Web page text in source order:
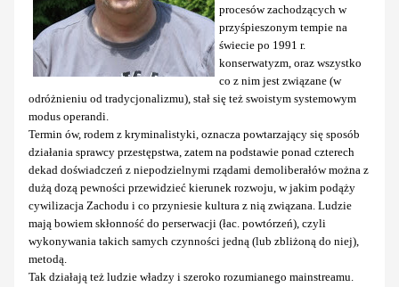
procesów zachodzących w
przyśpieszonym tempie na
świecie po 1991 r.
konserwatyzm, oraz wszystko
co z nim jest związane (w
odróżnieniu od tradycjonalizmu), stał się też swoistym systemowym
modus operandi.
Termin ów, rodem z kryminalistyki, oznacza powtarzający się sposób
działania sprawcy przestępstwa, zatem na podstawie ponad czterech
dekad doświadczeń z niepodzielnymi rządami demoliberałów można z
dużą dozą pewności przewidzieć kierunek rozwoju, w jakim podąży
cywilizacja Zachodu i co przyniesie kultura z nią związana. Ludzie
mają bowiem skłonność do perserwacji (łac. powtórzeń), czyli
wykonywania takich samych czynności jedną (lub zbliżoną do niej),
metodą.
Tak działają też ludzie władzy i szeroko rozumianego mainstreamu.